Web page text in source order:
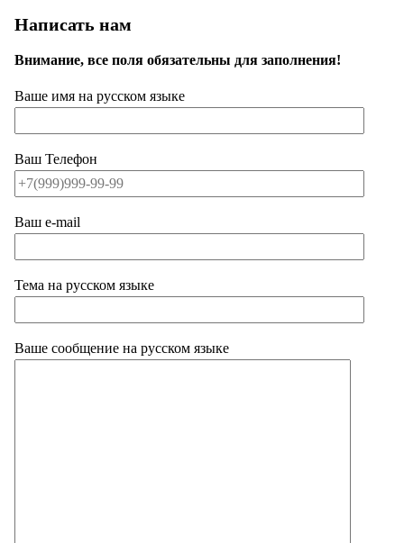
Написать нам
Внимание, все поля обязательны для заполнения!
Ваше имя на русском языке
Ваш Телефон
Ваш e-mail
Тема на русском языке
Ваше сообщение на русском языке